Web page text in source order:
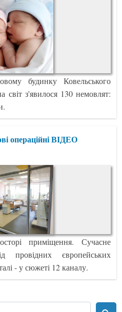
будинку Ковельського
з'явилося 130 немовлят:
операційні ВІДЕО
приміщення. Сучасне
провідних європейських
- у сюжеті 12 каналу.